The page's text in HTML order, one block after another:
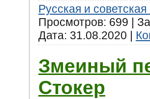
Русская и советская
Просмотров: 699 |
Дата: 31.08.2020
Змеиный
Стокер